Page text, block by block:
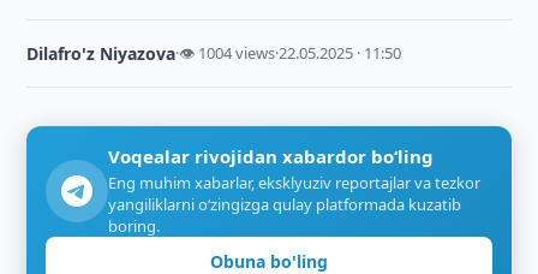
Dilafro'z Niyazova·👁 1004 views·22.05.2025 · 11:50
Voqealar rivojidan xabardor bo‘ling
Eng muhim xabarlar, eksklyuziv reportajlar va tezkor
yangiliklarni o‘zingizga qulay platformada kuzatib
boring.
Obuna bo'ling